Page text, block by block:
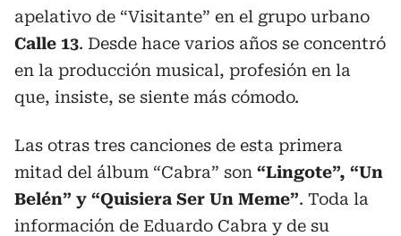
apelativo de “Visitante” en el grupo urbano
Calle 13. Desde hace varios años se concentró
en la producción musical, profesión en la
que, insiste, se siente más cómodo.
Las otras tres canciones de esta primera
mitad del álbum “Cabra” son “Lingote”, “Un
Belén” y “Quisiera Ser Un Meme”. Toda la
información de Eduardo Cabra y de su